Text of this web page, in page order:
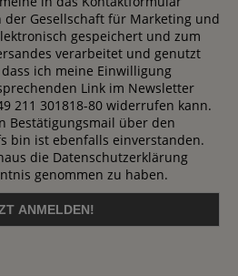
der Gesellschaft für Marketing und
gespeichert und zum
verarbeitet und genutzt
ich meine Einwilligung
Link im Newsletter
211 301818-80 widerrufen kann.
Bestätigungsmail über den
bin ist ebenfalls einverstanden.
die Datenschutzerklärung
genommen zu haben.